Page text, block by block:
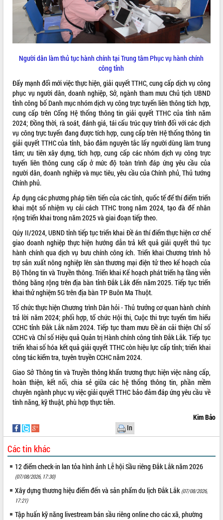
Người dân làm thủ tục hành chính tại Trung tâm Phục vụ hành chính
công tỉnh
Đẩy mạnh đổi mới việc thực hiện, giải quyết TTHC, cung cấp dịch vụ công
phục vụ người dân, doanh nghiệp, Sở, ngành tham mưu Chủ tịch UBND
tỉnh công bố Danh mục nhóm dịch vụ công trực tuyến liên thông tích hợp,
cung cấp trên Cổng Hệ thống thông tin giải quyết TTHC của tỉnh năm
2024; Đồng thời, rà soát, đánh giá, tái cấu trúc quy trình đối với các dịch
vụ công trực tuyến đang được tích hợp, cung cấp trên Hệ thống thông tin
giải quyết TTHC của tỉnh, bảo đảm nguyên tắc lấy người dùng làm trung
tâm; ưu tiên xây dựng, tích hợp, cung cấp các nhóm dịch vụ công trực
tuyến liên thông cung cấp ở mức độ toàn trình đáp ứng yêu cầu của
người dân, doanh nghiệp và mục tiêu, yêu cầu của Chính phủ, Thủ tướng
Chính phủ.
Áp dụng các phương pháp tiên tiến của các tỉnh, quốc tế để thí điểm triển
khai một số nhiệm vụ cải cách TTHC trong năm 2024, tạo đà để nhân
rộng triển khai trong năm 2025 và giai đoạn tiếp theo.
Qúy II/2024, UBND tỉnh tiếp tục triển khai Đề án thí điểm thực hiện cơ chế
giao doanh nghiệp thực hiện hướng dẫn trả kết quả giải quyết thủ tục
hành chính qua dịch vụ bưu chính công ích. Triển khai Chương trình hỗ
trợ sản xuất nông nghiệp lên sàn thương mại điện tử theo kế hoạch của
Bộ Thông tin và Truyền thông. Triển khai Kế hoạch phát triển hạ tầng viễn
thông băng rộng trên địa bàn tỉnh Đắk Lắk đến năm 2025. Tiếp tục triển
khai thử nghiệm 5G trên địa bàn TP Buôn Ma Thuột.
Tổ chức thực hiện Chương trình Dân hỏi - Thủ trưởng cơ quan hành chính
trả lời năm 2024; phối hợp, tổ chức Hội thi, Cuộc thi trực tuyến tìm hiểu
CCHC tỉnh Đắk Lắk năm 2024. Tiếp tục tham mưu Đề án cải thiện Chỉ số
CCHC và Chỉ số Hiệu quả Quản trị Hành chính công tỉnh Đắk Lắk. Tiếp tục
triển khai số hóa kết quả giải quyết TTHC còn hiệu lực cấp tỉnh; triển khai
công tác kiểm tra, tuyên truyền CCHC năm 2024.
Giao Sở Thông tin và Truyền thông khẩn trương thực hiện việc nâng cấp,
hoàn thiện, kết nối, chia sẻ giữa các hệ thống thông tin, phần mềm
chuyên ngành phục vụ việc giải quyết TTHC bảo đảm đáp ứng yêu cầu về
tính năng, kỹ thuật, phù hợp thực tiễn.
Kim Bảo
In
Các tin khác
12 điểm check-in lan tỏa hình ảnh Lễ hội Sầu riêng Đắk Lắk năm 2026
(07/08/2026, 17:30)
Xây dựng thương hiệu điểm đến và sản phẩm du lịch Đắk Lắk (07/08/2026,
17:21)
Tập huấn kỹ năng livestream bán sầu riêng online cho các xã, phường